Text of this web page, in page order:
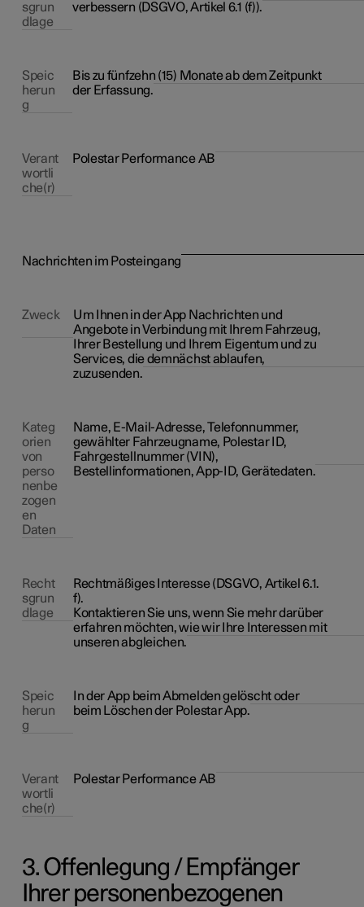
sgrun
dlage
verbessern (DSGVO, Artikel 6.1 (f)).
Speic
herun
g
Bis zu fünfzehn (15) Monate ab dem Zeitpunkt
der Erfassung.
Verant
wortli
che(r)
Polestar Performance AB
Nachrichten im Posteingang
Zweck
Um Ihnen in der App Nachrichten und
Angebote in Verbindung mit Ihrem Fahrzeug,
Ihrer Bestellung und Ihrem Eigentum und zu
Services, die demnächst ablaufen,
zuzusenden.
Kateg
orien
von
perso
nenbe
zogen
en
Daten
Name, E-Mail-Adresse, Telefonnummer,
gewählter Fahrzeugname, Polestar ID,
Fahrgestellnummer (VIN),
Bestellinformationen, App-ID, Gerätedaten.
Recht
sgrun
dlage
Rechtmäßiges Interesse (DSGVO, Artikel 6.1.
f).
Kontaktieren Sie uns, wenn Sie mehr darüber
erfahren möchten, wie wir Ihre Interessen mit
unseren abgleichen.
Speic
herun
g
In der App beim Abmelden gelöscht oder
beim Löschen der Polestar App.
Verant
wortli
che(r)
Polestar Performance AB
3. Offenlegung / Empfänger
Ihrer personenbezogenen